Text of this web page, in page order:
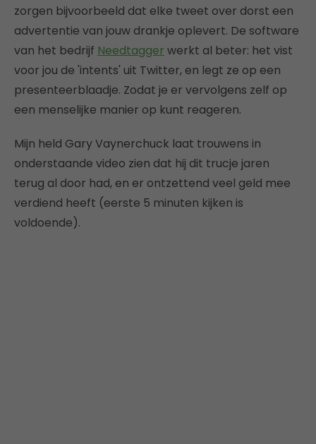
zorgen bijvoorbeeld dat elke tweet over dorst een
advertentie van jouw drankje oplevert. De software
van het bedrijf Needtagger werkt al beter: het vist
voor jou de 'intents' uit Twitter, en legt ze op een
presenteerblaadje. Zodat je er vervolgens zelf op
een menselijke manier op kunt reageren.
Mijn held Gary Vaynerchuck laat trouwens in
onderstaande video zien dat hij dit trucje jaren
terug al door had, en er ontzettend veel geld mee
verdiend heeft (eerste 5 minuten kijken is
voldoende).